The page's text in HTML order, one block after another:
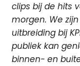
clips bij de hits
morgen. We
uitbreiding bij
publiek kan
binnen- en